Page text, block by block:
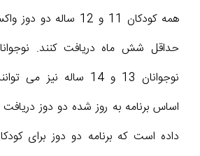
نوجوانان 13 و 14 ساله
اساس برنامه به روز شده دو دوز